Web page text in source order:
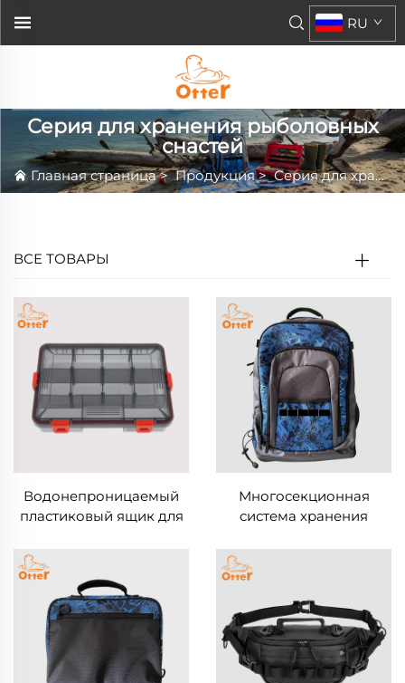
RU
Серия для хранения рыболовных
снастей
Главная страница>Продукция>Серия для хранения рыболовных снастей
ВСЕ ТОВАРЫ
Водонепроницаемый
пластиковый ящик для
коробка для хранения
приманок с
перегородками,
которые можно снимать
Многосекционная
система хранения
рюкзаке вместимостью
3600 коробок для
снастей